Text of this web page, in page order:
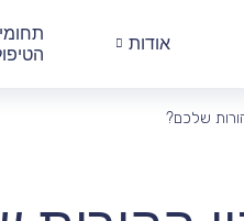
אודות
שלכם?